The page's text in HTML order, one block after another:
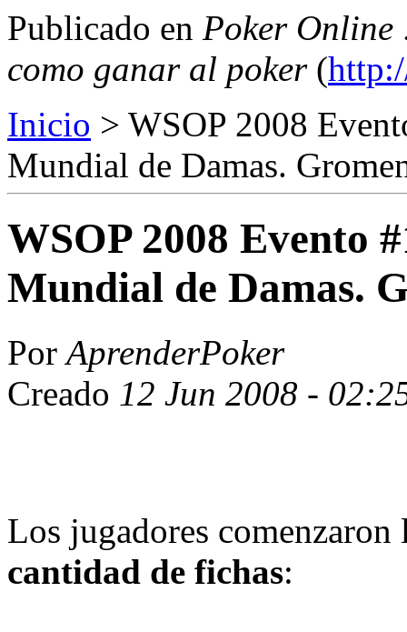
Publicado en Poker Online
como ganar al poker(
Inicio > WSOP 2008
Mundial de Damas.
WSOP 2008 Evento
Mundial de Damas.
PorAprenderPoker
Creado 12 Jun 2008 -
Los jugadores
cantidad de fichas: